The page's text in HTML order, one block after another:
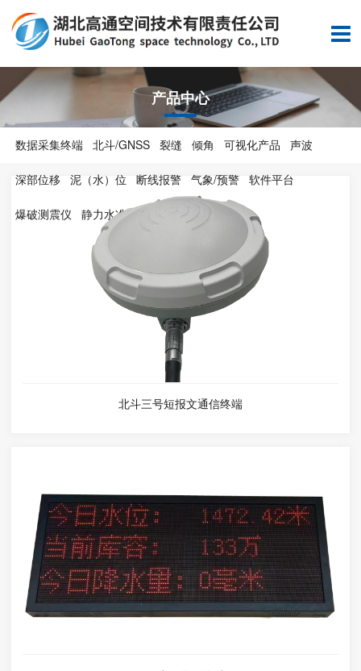
产品中心
数据采集终端 北斗/GNSS 裂缝 倾角 可视化产品 声波
深部位移 泥（水）位 断线报警 气象/预警 软件平台
爆破测震仪 静力水准仪 其他产品
北斗三号短报文通信终端